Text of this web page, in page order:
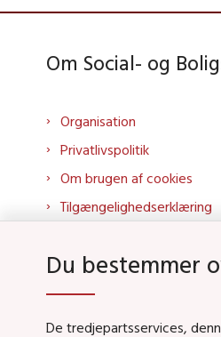
Om Social- og
Organisation
Privatlivspolitik
Om brugen af cookies
Tilgængelighedserklæring
Kontakt os
Whistleblowerordning
About us
Du bestemmer
De tredjepartsservices,